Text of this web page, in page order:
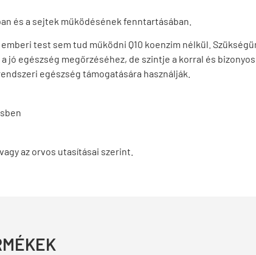
és a sejtek működésének fenntartásában.
test sem tud működni Q10 koenzim nélkül.
jó egészség megőrzéséhez, de szintje a korral és
egészség támogatására használják.
az orvos utasításai szerint.